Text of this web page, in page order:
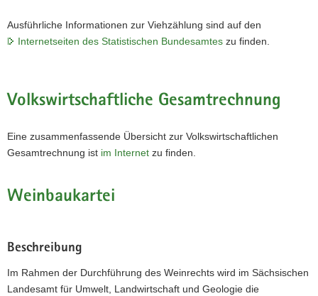
Ausführliche Informationen zur Viehzählung sind auf den
Internetseiten des Statistischen Bundesamtes zu finden.
Volkswirtschaftliche Gesamtrechnung
Eine zusammenfassende Übersicht zur Volkswirtschaftlichen
Gesamtrechnung ist im Internet zu finden.
Weinbaukartei
Beschreibung
Im Rahmen der Durchführung des Weinrechts wird im Sächsischen
Landesamt für Umwelt, Landwirtschaft und Geologie die